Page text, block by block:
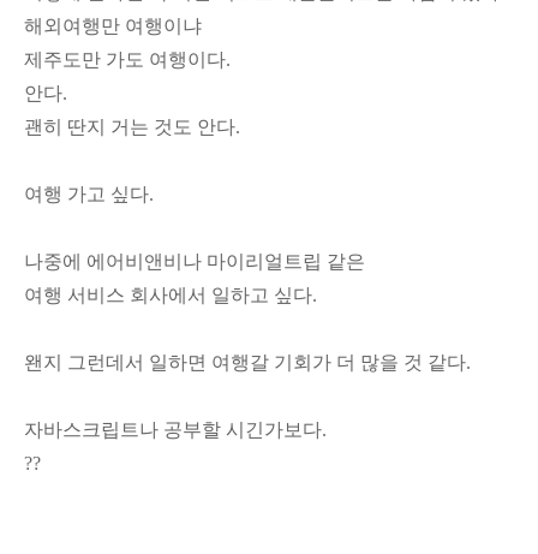
해외여행만 여행이냐
제주도만 가도 여행이다.
안다.
괜히 딴지 거는 것도 안다.
여행 가고 싶다.
나중에 에어비앤비나 마이리얼트립 같은
여행 서비스 회사에서 일하고 싶다.
왠지 그런데서 일하면 여행갈 기회가 더 많을 것 같다.
자바스크립트나 공부할 시긴가보다.
??